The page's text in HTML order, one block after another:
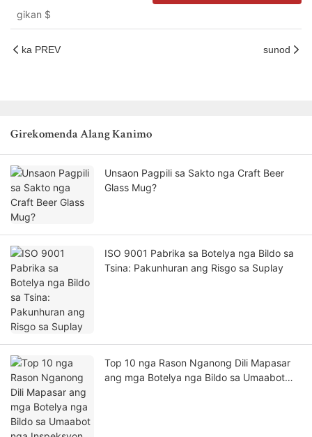
gikan $
ka PREV sunod
Girekomenda Alang Kanimo
Unsaon Pagpili sa Sakto nga Craft Beer
Glass Mug?
ISO 9001 Pabrika sa Botelya nga Bildo sa
Tsina: Pakunhuran ang Risgo sa Suplay
Top 10 nga Rason Nganong Dili Mapasar
ang mga Botelya nga Bildo sa Umaabot